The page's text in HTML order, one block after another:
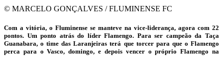
© MARCELO GONÇALVES / FLUMINENSE FC
Com a vitória, o Fluminense se manteve na vice-liderança, agora com 22
pontos. Um ponto atrás do líder Flamengo. Para ser campeão da Taça
Guanabara, o time das Laranjeiras terá que torcer para que o Flamengo
perca para o Vasco, domingo, e depois vencer o próprio Flamengo na